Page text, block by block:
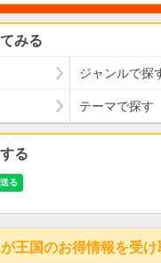
みる
ジャンルで探
テーマで探す
る
が王国のお得情報を受け